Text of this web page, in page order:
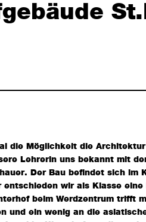
die Möglichkeit die
Lehrerin uns bekannt mit
Der Bau befindet sich im
wir als Klasse eine
beim Werdzentrum trifft
und ein wenig an die